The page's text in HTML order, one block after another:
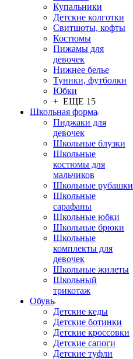
Купальники
Детские колготки
Свитшоты, кофты
Костюмы
Пижамы для
девочек
Нижнее белье
Туники, футболки
Юбки
+ ЕЩЕ 15
Школьная форма
Пиджаки для
девочек
Школьные блузки
Школьные
костюмы для
мальчиков
Школьные рубашки
Школьные
сарафаны
Школьные юбки
Школьные брюки
Школьные
комплекты для
девочек
Школьные жилеты
Школьный
трикотаж
Обувь
Детские кеды
Детские ботинки
Детские кроссовки
Детские сапоги
Детские туфли